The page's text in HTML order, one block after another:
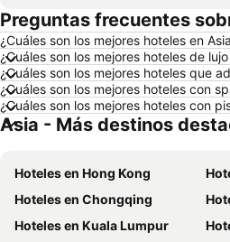
Hoteles en Puerto López
Hoteles en Miami
Hoteles en Ambato
Hoteles en Lisboa
Hoteles en Oporto
Hoteles en Curazao
Hoteles en Santa Cruz
Hoteles en Campania
Preguntas frecuentes
¿Cuáles son los mejores hoteles en
¿Cuáles son los mejores hoteles de
¿Cuáles son los mejores hoteles que
¿Cuáles son los mejores hoteles con
¿Cuáles son los mejores hoteles con
Asia - Más destinos
Hoteles en Hong Kong
Hoteles en Chongqing
Hoteles en Kuala Lumpur